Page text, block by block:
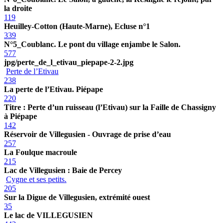
la droite
119
Heuilley-Cotton (Haute-Marne), Ecluse n°1
339
N°5_Coublanc. Le pont du village enjambe le Salon.
577
jpg/perte_de_l_etivau_piepape-2-2.jpg
Perte de l’Etivau
238
La perte de l’Etivau. Piépape
220
Titre : Perte d’un ruisseau (l’Etivau) sur la Faille de Chassigny
à Piépape
142
Réservoir de Villegusien - Ouvrage de prise d’eau
257
La Foulque macroule
215
Lac de Villegusien : Baie de Percey
Cygne et ses petits.
205
Sur la Digue de Villegusien, extrémité ouest
35
Le lac de VILLEGUSIEN